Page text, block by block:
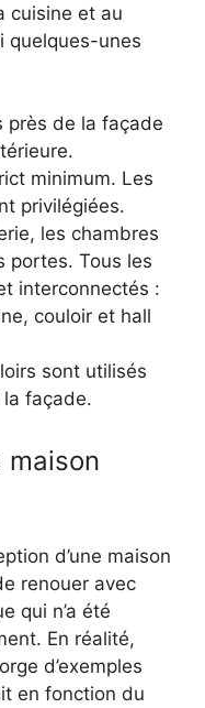
cuisine et au
quelques-unes
près de la façade
minimum. Les
privilégiées.
les chambres
portes. Tous les
interconnectés :
couloir et hall
sont utilisés
façade.
maison
d’une maison
renouer avec
qui n’a été
En réalité,
d’exemples
en fonction du